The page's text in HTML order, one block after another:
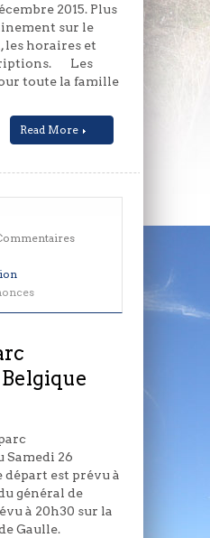
2015. Plus
sur le
les horaires et
Les
toute la famille
Read More
Samedi 26
départ est prévu à
général de
à 20h30 sur la
Gaulle.